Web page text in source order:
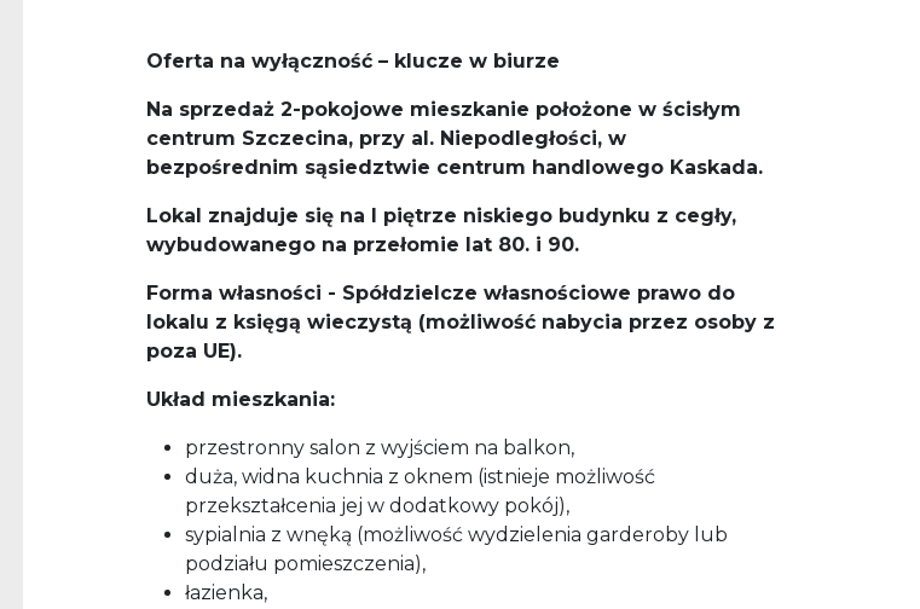
Oferta na wyłączność – klucze w biurze
Na sprzedaż 2-pokojowe mieszkanie położone w ścisłym
centrum Szczecina, przy al. Niepodległości, w
bezpośrednim sąsiedztwie centrum handlowego Kaskada.
Lokal znajduje się na I piętrze niskiego budynku z cegły,
wybudowanego na przełomie lat 80. i 90.
Forma własności - Spółdzielcze własnościowe prawo do
lokalu z księgą wieczystą (możliwość nabycia przez osoby z
poza UE).
Układ mieszkania:
przestronny salon z wyjściem na balkon,
duża, widna kuchnia z oknem (istnieje możliwość
przekształcenia jej w dodatkowy pokój),
sypialnia z wnęką (możliwość wydzielenia garderoby lub
podziału pomieszczenia),
łazienka,